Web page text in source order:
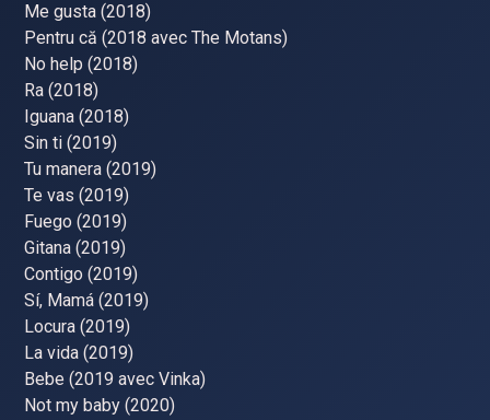
Me gusta (2018)
Pentru că (2018 avec The Motans)
No help (2018)
Ra (2018)
Iguana (2018)
Sin ti (2019)
Tu manera (2019)
Te vas (2019)
Fuego (2019)
Gitana (2019)
Contigo (2019)
Sí, Mamá (2019)
Locura (2019)
La vida (2019)
Bebe (2019 avec Vinka)
Not my baby (2020)